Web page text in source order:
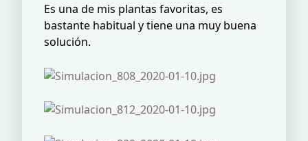
Es una de mis plantas favoritas, es
bastante habitual y tiene una muy buena
solución.